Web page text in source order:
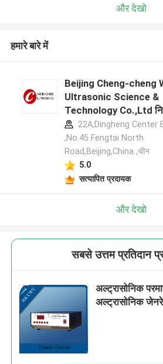
और देखो
हमारे बारे में
Beijing Cheng-cheng
Ultrasonic Science &
Technology Co.,Ltd
प्रोफ़ाइल
22A,Dingheng Center
,No.45 Fengtai North
Road,Beijing,China ,चीन
5.0
सत्यापित प्रदायक
और देखो
सबसे उत्तम प्रतिदान
अल्ट्रासोनिक
अल्ट्रासोनिक